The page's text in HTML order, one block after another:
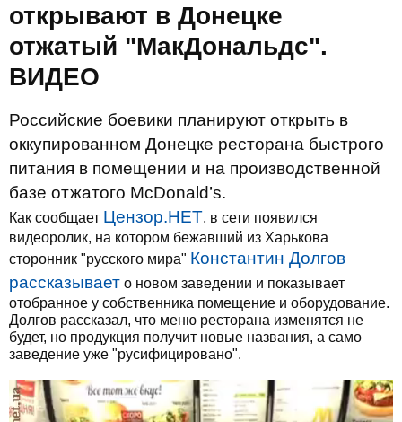
открывают в Донецке
отжатый "МакДональдс".
ВИДЕО
Российские боевики планируют открыть в
оккупированном Донецке ресторана быстрого
питания в помещении и на производственной
базе отжатого McDonald’s.
Как сообщает Цензор.НЕТ, в сети появился
видеоролик, на котором бежавший из Харькова
сторонник "русского мира" Константин Долгов
рассказывает о новом заведении и показывает
отобранное у собственника помещение и оборудование.
Долгов рассказал, что меню ресторана изменятся не
будет, но продукция получит новые названия, а само
заведение уже "русифицировано".